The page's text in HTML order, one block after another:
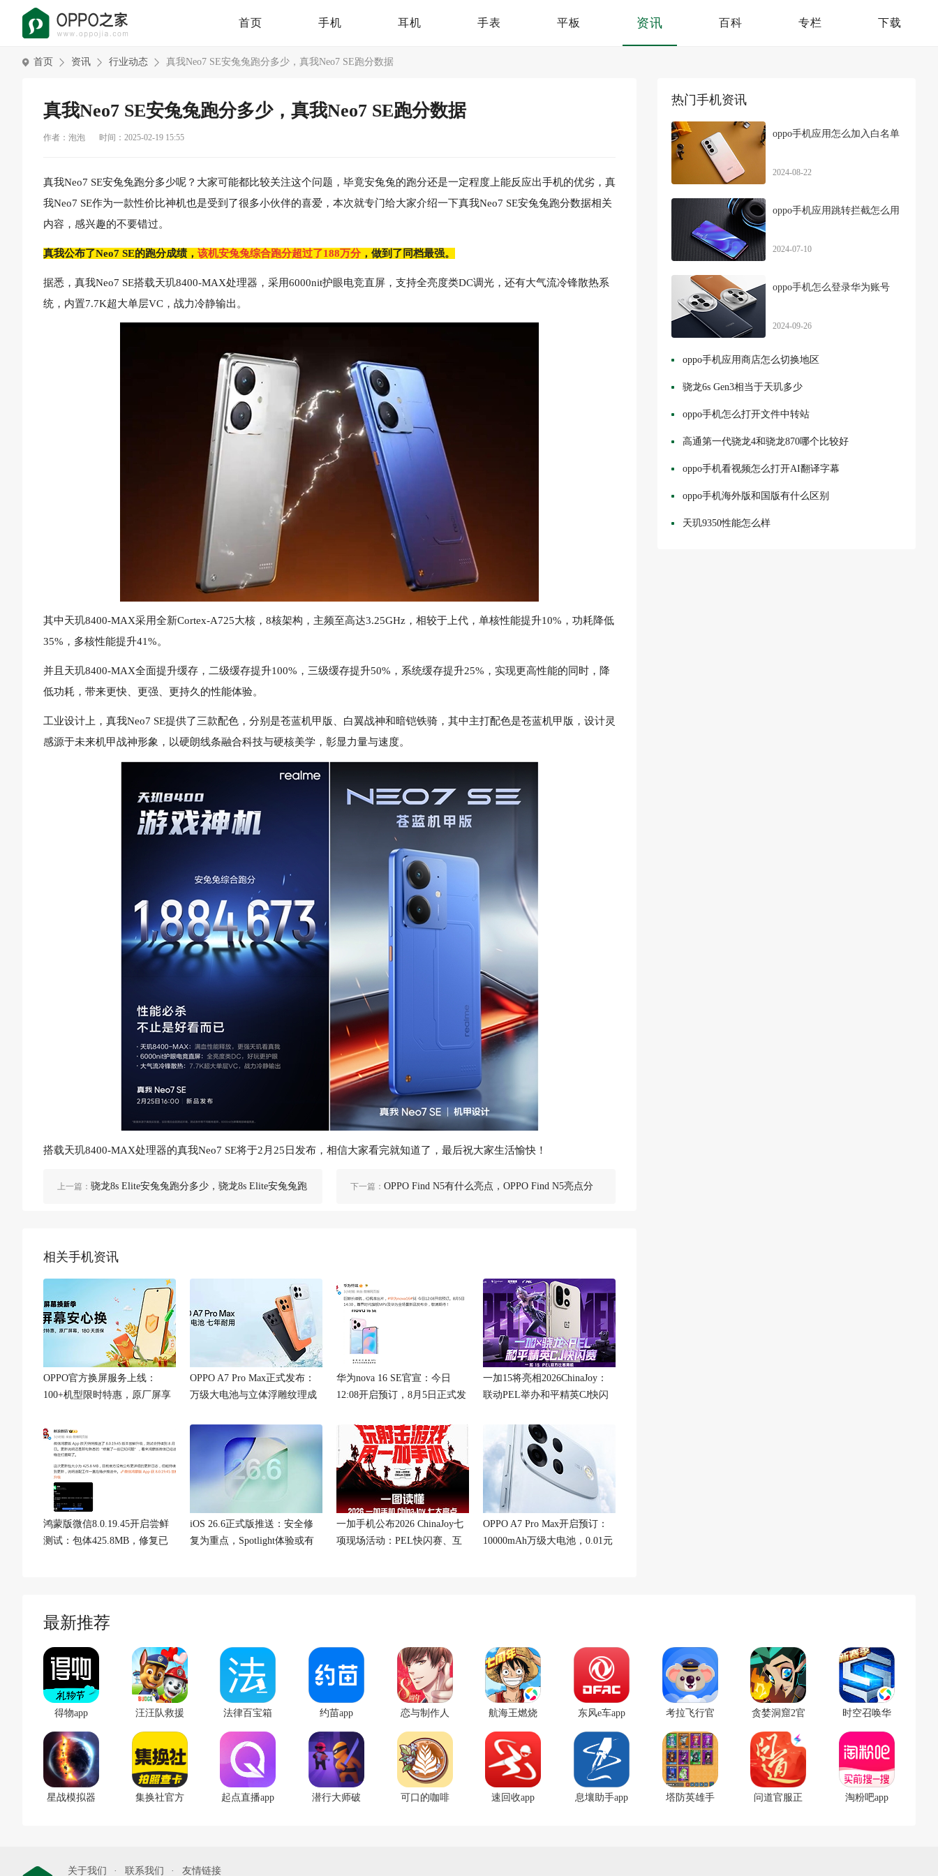
首页 手机 耳机 手表 平板 资讯 百科 专栏 下载
首页 资讯 行业动态 真我Neo7 SE安兔兔跑分多少，真我Neo7 SE跑分数据
真我Neo7 SE安兔兔跑分多少，真我Neo7 SE跑分数据
作者：泡泡 时间：2025-02-19 15:55
真我Neo7 SE安兔兔跑分多少呢？大家可能都比较关注这个问题，毕竟安兔兔的跑分还是一定程度上能反应出手机的优劣，真
我Neo7 SE作为一款性价比神机也是受到了很多小伙伴的喜爱，本次就专门给大家介绍一下真我Neo7 SE安兔兔跑分数据相关
内容，感兴趣的不要错过。
真我公布了Neo7 SE的跑分成绩， 该机安兔兔综合跑分超过了188万分 ，做到了同档最强。
据悉，真我Neo7 SE搭载天玑8400-MAX处理器，采用6000nit护眼电竞直屏，支持全亮度类DC调光，还有大气流冷锋散热系
统，内置7.7K超大单层VC，战力冷静输出。
其中天玑8400-MAX采用全新Cortex-A725大核，8核架构，主频至高达3.25GHz，相较于上代，单核性能提升10%，功耗降低
35%，多核性能提升41%。
并且天玑8400-MAX全面提升缓存，二级缓存提升100%，三级缓存提升50%，系统缓存提升25%，实现更高性能的同时，降
低功耗，带来更快、更强、更持久的性能体验。
工业设计上，真我Neo7 SE提供了三款配色，分别是苍蓝机甲版、白翼战神和暗铠铁骑，其中主打配色是苍蓝机甲版，设计灵
感源于未来机甲战神形象，以硬朗线条融合科技与硬核美学，彰显力量与速度。
搭载天玑8400-MAX处理器的真我Neo7 SE将于2月25日发布，相信大家看完就知道了，最后祝大家生活愉快！
上一篇： 骁龙8s Elite安兔兔跑分多少，骁龙8s Elite安兔兔跑 下一篇： OPPO Find N5有什么亮点，OPPO Find N5亮点分
相关手机资讯
OPPO官方换屏服务上线：
100+机型限时特惠，原厂屏享
OPPO A7 Pro Max正式发布：
万级大电池与立体浮雕纹理成
华为nova 16 SE官宣：今日
12:08开启预订，8月5日正式发
一加15将亮相2026ChinaJoy：
联动PEL举办和平精英CJ快闪
鸿蒙版微信8.0.19.45开启尝鲜
测试：包体425.8MB，修复已
iOS 26.6正式版推送：安全修
复为重点，Spotlight体验或有
一加手机公布2026 ChinaJoy七
项现场活动：PEL快闪赛、互
OPPO A7 Pro Max开启预订：
10000mAh万级大电池，0.01元
热门手机资讯
oppo手机应用怎么加入白名单
2024-08-22
oppo手机应用跳转拦截怎么用
2024-07-10
oppo手机怎么登录华为账号
2024-09-26
oppo手机应用商店怎么切换地区
骁龙6s Gen3相当于天玑多少
oppo手机怎么打开文件中转站
高通第一代骁龙4和骁龙870哪个比较好
oppo手机看视频怎么打开AI翻译字幕
oppo手机海外版和国版有什么区别
天玑9350性能怎么样
最新推荐
得物app
汪汪队救援
法律百宝箱
约苗app
恋与制作人
航海王燃烧
本
东风e车app
考拉飞行官
贪婪洞窟2官
时空召唤华
星战模拟器
集换社官方
起点直播app
潜行大师破
可口的咖啡
速回收app 息壤助手app
塔防英雄手
问道官服正
淘粉吧app
关于我们 联系我们 友情链接